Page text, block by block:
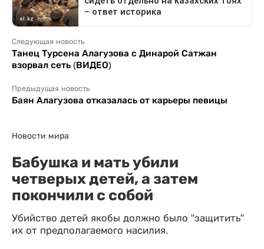
Следующая новость
Танец Турсена Алагузова с Динарой Сатжан
взорвал сеть (ВИДЕО)
Предыдущая новость
Баян Алагузова отказалась от карьеры певицы
Новости мира
Бабушка и мать убили
четверых детей, а затем
покончили с собой
Убийство детей якобы должно было "защитить"
их от предполагаемого насилия.